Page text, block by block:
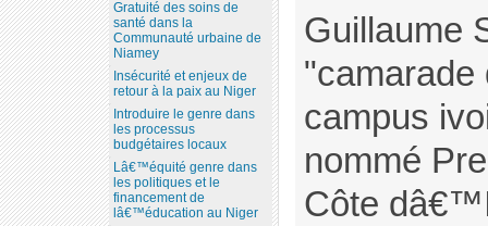
Guillaume
"camarade
campus
nommé
Côte
Gratuité des soins de
santé dans la
Communauté urbaine de
Niamey
Insécurité et enjeux de
retour à la paix au Niger
Introduire le genre dans
les processus
budgétaires locaux
Lâ€™équité genre dans
les politiques et le
financement de
lâ€™éducation au Niger